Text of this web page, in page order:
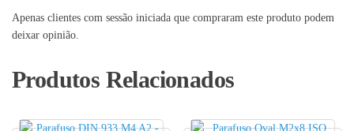
Apenas clientes com sessão iniciada que compraram este produto podem
deixar opinião.
Produtos Relacionados